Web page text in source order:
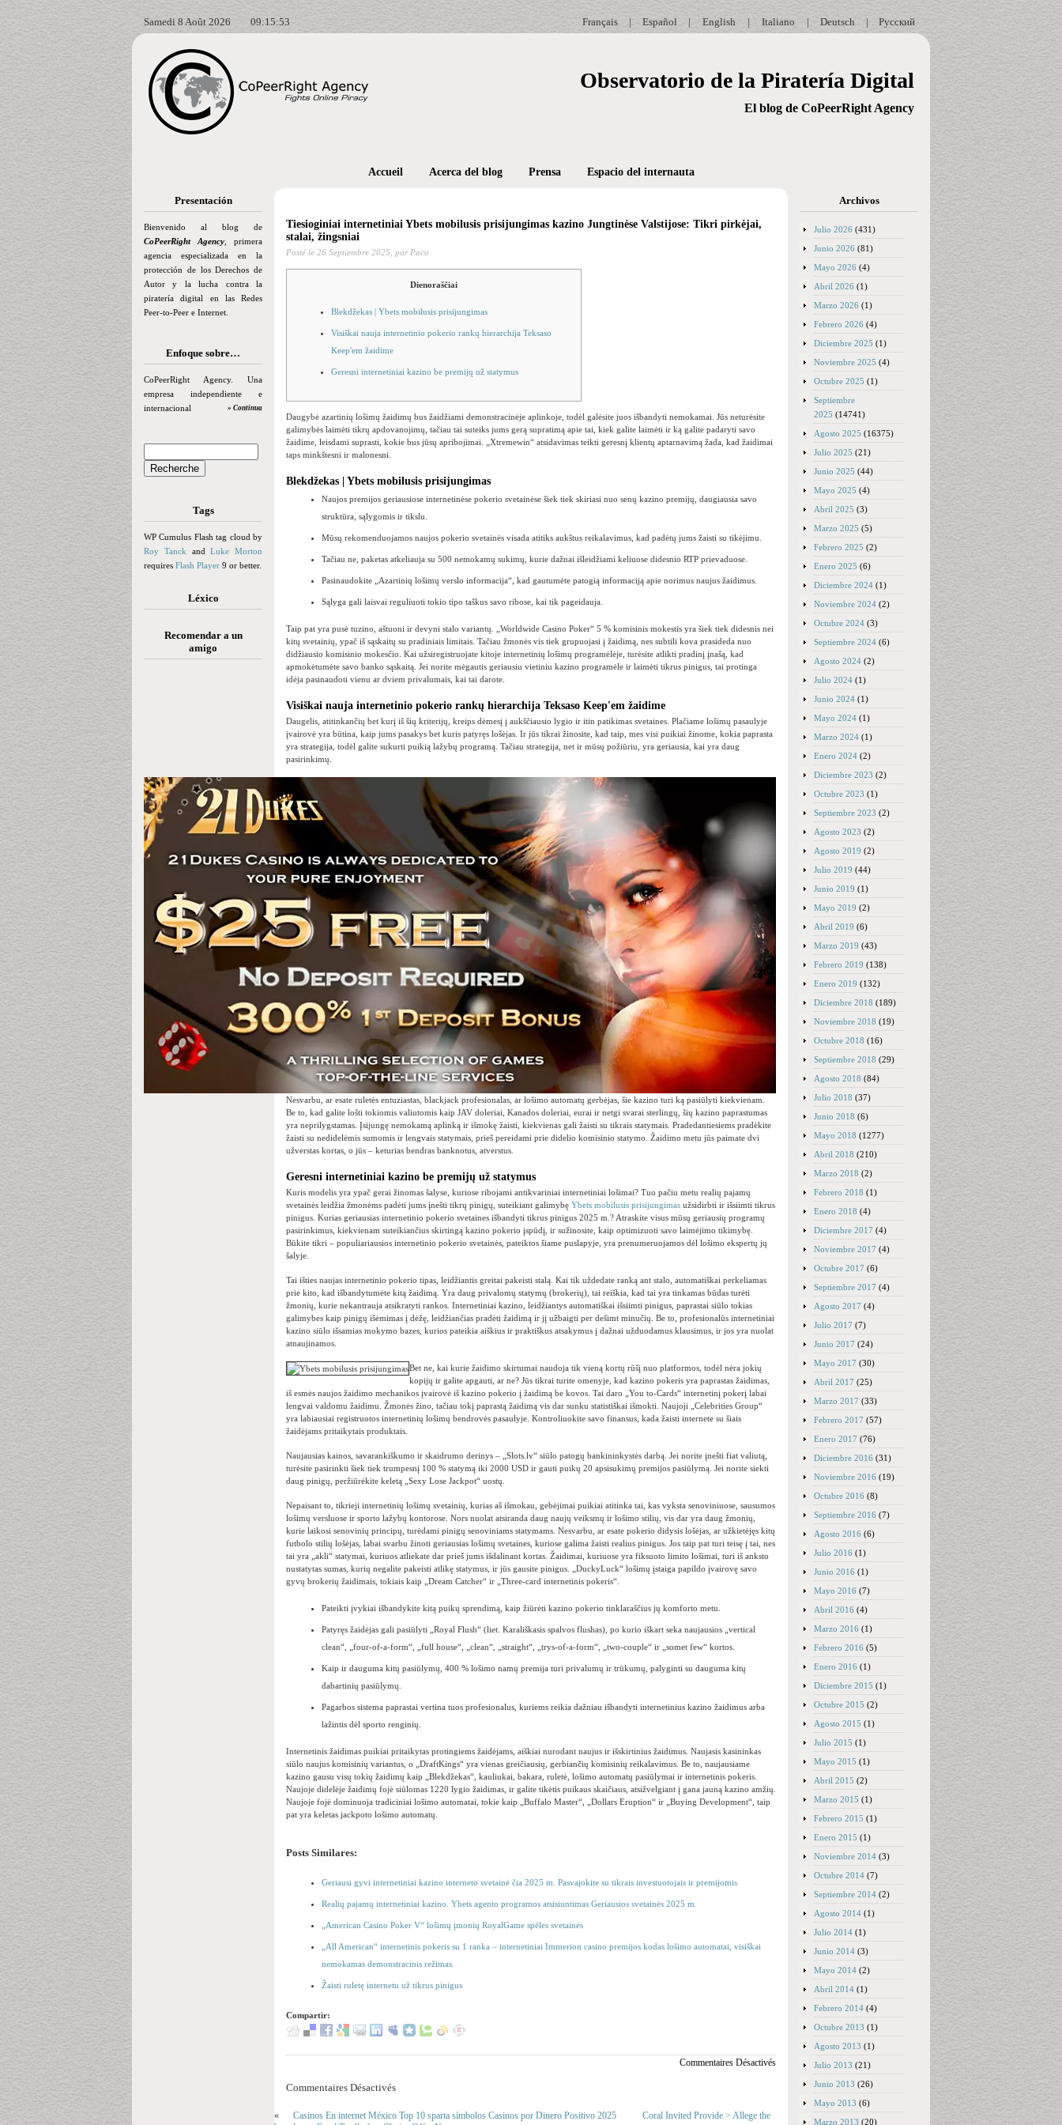
Samedi 8 Août 2026 09:15:55 Русский
|
Deutsch
|
Italiano
|
English
|
Español
|
Français
Observatorio de la Piratería Digital
El blog de CoPeerRight Agency
Presentación
Bienvenido al blog de
CoPeerRight Agency , primera
agencia especializada en la
protección de los Derechos de
Autor y la lucha contra la
piratería digital en las Redes
Peer-to-Peer e Internet.
Enfoque sobre…
CoPeerRight Agency. Una
empresa independiente e
internacional
» Continua
Tags
WP Cumulus Flash tag cloud by
Roy Tanck andLuke Morton
requires Flash Player 9 or better.
Léxico
Recomendar a un
amigo
Accueil Acerca del blog Prensa Espacio del internauta
Tiesioginiai internetiniai Ybets mobilusis prisijungimas kazino Jungtinėse Valstijose: Tikri pirkėjai,
stalai, žingsniai
Posté le 26 Septiembre 2025, por Paco
Dienoraščiai
Blekdžekas | Ybets mobilusis prisijungimas
Visiškai nauja internetinio pokerio rankų hierarchija Teksaso
Keep'em žaidime
Geresni internetiniai kazino be premijų už statymus
Daugybė azartinių lošimų žaidimų bus žaidžiami demonstracinėje aplinkoje, todėl galėsite juos išbandyti nemokamai. Jūs neturėsite
galimybės laimėti tikrų apdovanojimų, tačiau tai suteiks jums gerą supratimą apie tai, kiek galite laimėti ir ką galite padaryti savo
žaidime, leisdami suprasti, kokie bus jūsų apribojimai.
„Xtremewin“ atsidavimas teikti geresnį klientų aptarnavimą žada, kad žaidimai
taps minkštesni ir malonesni.
Blekdžekas | Ybets mobilusis prisijungimas
Naujos premijos geriausiose internetinėse pokerio svetainėse šiek tiek skiriasi nuo senų kazino premijų, daugiausia savo
struktūra, sąlygomis ir tikslu.
Mūsų rekomenduojamos naujos pokerio svetainės visada atitiks aukštus reikalavimus, kad padėtų jums žaisti su tikėjimu.
Tačiau ne, paketas atkeliauja su 500 nemokamų sukimų, kurie dažnai išleidžiami keliuose didesnio RTP prievaduose.
Pasinaudokite „Azartinių lošimų verslo informacija“, kad gautumėte patogią informaciją apie norimus naujus žaidimus.
Sąlyga gali laisvai reguliuoti tokio tipo taškus savo ribose, kai tik pageidauja.
Taip pat yra pusė tuzino, aštuoni ir devyni stalo variantų. „Worldwide Casino Poker“ 5 % komisinis mokestis yra šiek tiek didesnis nei
kitų svetainių, ypač iš sąskaitų su pradiniais limitais. Tačiau žmonės vis tiek grupuojasi į žaidimą, nes subtili kova prasideda nuo
didžiausio komisinio mokesčio. Kai užsiregistruojate kitoje internetinių lošimų programėlėje, turėsite atlikti pradinį įnašą, kad
apmokėtumėte savo banko sąskaitą. Jei norite mėgautis geriausiu vietiniu kazino programėle ir laimėti tikrus pinigus, tai protinga
idėja pasinaudoti vienu ar dviem privalumais, kai tai darote.
Visiškai nauja internetinio pokerio rankų hierarchija Teksaso Keep'em žaidime
Daugelis, atitinkančių bet kurį iš šių kriterijų, kreips dėmesį į aukščiausio lygio ir itin patikimas svetaines. Plačiame lošimų pasaulyje
įvairovė yra būtina, kaip jums pasakys bet kuris patyręs lošėjas. Ir jūs tikrai žinosite, kad taip, mes visi puikiai žinome, kokia paprasta
yra strategija, todėl galite sukurti puikią lažybų programą. Tačiau strategija, net ir mūsų požiūriu, yra geriausia, kai yra daug
pasirinkimų.
Nesvarbu, ar esate ruletės entuziastas, blackjack profesionalas, ar lošimo automatų gerbėjas, šie kazino turi ką pasiūlyti kiekvienam.
Be to, kad galite lošti tokiomis valiutomis kaip JAV doleriai, Kanados doleriai, eurai ir netgi svarai sterlingų, šių kazino paprastumas
yra neprilygstamas. Įsijungę nemokamą aplinką ir išmokę žaisti, kiekvienas gali žaisti su tikrais statymais. Pradedantiesiems pradėkite
žaisti su nedidelėmis sumomis ir lengvais statymais, prieš pereidami prie didelio komisinio statymo. Žaidimo metu jūs paimate dvi
užverstas kortas, o jūs – keturias bendras banknotus, atverstus.
Geresni internetiniai kazino be premijų už statymus
Kuris modelis yra ypač gerai žinomas šalyse, kuriose ribojami antikvariniai internetiniai lošimai? Tuo pačiu metu realių pajamų
svetainės leidžia žmonėms padėti jums įnešti tikrų pinigų, suteikiant galimybę Ybets mobilusis prisijungimas užsidirbti ir išsiimti tikrus
pinigus. Kurias geriausias internetinio pokerio svetaines išbandyti tikrus pinigus 2025 m.? Atraskite visus mūsų geriausių programų
pasirinkimus, kiekvienam suteikiančius skirtingą kazino pokerio įspūdį, ir sužinosite, kaip optimizuoti savo laimėjimo tikimybę.
Būkite tikri – populiariausios internetinio pokerio svetainės, pateiktos šiame puslapyje, yra prenumeruojamos dėl lošimo ekspertų jų
šalyje.
Tai išties naujas internetinio pokerio tipas, leidžiantis greitai pakeisti stalą. Kai tik uždedate ranką ant stalo, automatiškai perkeliamas
prie kito, kad išbandytumėte kitą žaidimą. Yra daug privalomų statymų (brokerių), tai reiškia, kad tai yra tinkamas būdas turėti
žmonių, kurie nekantrauja atsikratyti rankos. Internetiniai kazino, leidžiantys automatiškai išsiimti pinigus, paprastai siūlo tokias
galimybes kaip pinigų išėmimas į dėžę, leidžiančias pradėti žaidimą ir jį užbaigti per dešimt minučių. Be to, profesionalūs internetiniai
kazino siūlo išsamias mokymo bazes, kurios pateikia aiškius ir praktiškus atsakymus į dažnai užduodamus klausimus, ir jos yra nuolat
atnaujinamos.
Bet ne, kai kurie žaidimo skirtumai naudoja tik vieną kortų rūšį nuo platformos, todėl nėra jokių
kopijų ir galite apgauti, ar ne? Jūs tikrai turite omenyje, kad kazino pokeris yra paprastas žaidimas,
iš esmės naujos žaidimo mechanikos įvairovė iš kazino pokerio į žaidimą be kovos. Tai daro „You to-Cards“ internetinį pokerį labai
lengvai valdomu žaidimu. Žmonės žino, tačiau tokį paprastą žaidimą vis dar sunku statistiškai išmokti. Naujoji „Celebrities Group“
yra labiausiai registruotos internetinių lošimų bendrovės pasaulyje. Kontroliuokite savo finansus, kada žaisti internete su šiais
žaidėjams pritaikytais produktais.
Naujausias kainos, savarankiškumo ir skaidrumo derinys – „Slots.lv“ siūlo patogų bankininkystės darbą. Jei norite įnešti fiat valiutą,
turėsite pasirinkti šiek tiek trumpesnį 100 % statymą iki 2000 USD ir gauti puikų 20 apsisukimų premijos pasiūlymą. Jei norite siekti
daug pinigų, peržiūrėkite keletą „Sexy Lose Jackpot“ uostų.
Nepaisant to, tikrieji internetinių lošimų svetainių, kurias aš išmokau, gebėjimai puikiai atitinka tai, kas vyksta senoviniuose, sausumos
lošimų versluose ir sporto lažybų kontorose. Nors nuolat atsiranda daug naujų veiksmų ir lošimo stilių, vis dar yra daug žmonių,
kurie laikosi senovinių principų, turėdami pinigų senoviniams statymams. Nesvarbu, ar esate pokerio didysis lošėjas, ar užkietėjęs kitų
futbolo stilių lošėjas, labai svarbu žinoti geriausias lošimų svetaines, kuriose galima žaisti realius pinigus. Jos taip pat turi teisę į tai, nes
tai yra „akli“ statymai, kuriuos atliekate dar prieš jums išdalinant kortas. Žaidimai, kuriuose yra fiksuoto limito lošimai, turi iš anksto
nustatytas sumas, kurių negalite pakeisti atlikę statymus, ir jūs gausite pinigus. „DuckyLuck“ lošimų įstaiga papildo įvairovę savo
gyvų brokerių žaidimais, tokiais kaip „Dream Catcher“ ir „Three-card internetinis pokeris“.
Pateikti įvykiai išbandykite kitą puikų sprendimą, kaip žiūrėti kazino pokerio tinklaraščius jų komforto metu.
Patyręs žaidėjas gali pasiūlyti „Royal Flush“ (liet. Karališkasis spalvos flushas), po kurio iškart seka naujausios „vertical
clean“, „four-of-a-form“, „full house“, „clean“, „straight“, „trys-of-a-form“, „two-couple“ ir „somet few“ kortos.
Kaip ir dauguma kitų pasiūlymų, 400 % lošimo namų premija turi privalumų ir trūkumų, palyginti su dauguma kitų
dabartinių pasiūlymų.
Pagarbos sistema paprastai vertina tuos profesionalus, kuriems reikia dažniau išbandyti internetinius kazino žaidimus arba
lažintis dėl sporto renginių.
Internetinis žaidimas puikiai pritaikytas protingiems žaidėjams, aiškiai nurodant naujus ir išskirtinius žaidimus. Naujasis kasininkas
siūlo naujus komisinių variantus, o „DraftKings“ yra vienas greičiausių, gerbiančių komisinių reikalavimus. Be to, naujausiame
kazino gausu visų tokių žaidimų kaip „Blekdžekas“, kauliukai, bakara, ruletė, lošimo automatų pasiūlymai ir internetinis pokeris.
Naujoje didelėje žaidimų fojė siūlomas 1220 lygio žaidimas, ir galite tikėtis puikaus skaičiaus, atsižvelgiant į gana jauną kazino amžių.
Naujoje fojė dominuoja tradiciniai lošimo automatai, tokie kaip „Buffalo Master“, „Dollars Eruption“ ir „Buying Development“, taip
pat yra keletas jackpoto lošimo automatų.
Posts Similares:
Geriausi gyvi internetiniai kazino interneto svetainė čia 2025 m. Pasvajokite su tikrais investuotojais ir premijomis
Realių pajamų internetiniai kazino. Ybets agento programos atsisiuntimas Geriausios svetainės 2025 m.
„American Casino Poker V“ lošimų įmonių RoyalGame spēles svetainės
„All American“ internetinis pokeris su 1 ranka – internetiniai Immerion casino premijos kodas lošimo automatai, visiškai
nemokamas demonstracinis režimas.
Žaisti ruletę internetu už tikrus pinigus
Compartir:
Commentaires Désactivés
Commentaires Désactivés
« Casinos En internet México Top 10 sparta símbolos Casinos por Dinero Positivo 2025
Coral Invited Provide > Allege the
Archivos
Julio 2026 (431)
Junio 2026 (81)
Mayo 2026 (4)
Abril 2026 (1)
Marzo 2026 (1)
Febrero 2026 (4)
Diciembre 2025 (1)
Noviembre 2025 (4)
Octubre 2025 (1)
Septiembre
2025 (14741)
Agosto 2025 (16375)
Julio 2025 (21)
Junio 2025 (44)
Mayo 2025 (4)
Abril 2025 (3)
Marzo 2025 (5)
Febrero 2025 (2)
Enero 2025 (6)
Diciembre 2024 (1)
Noviembre 2024 (2)
Octubre 2024 (3)
Septiembre 2024 (6)
Agosto 2024 (2)
Julio 2024 (1)
Junio 2024 (1)
Mayo 2024 (1)
Marzo 2024 (1)
Enero 2024 (2)
Diciembre 2023 (2)
Octubre 2023 (1)
Septiembre 2023 (2)
Agosto 2023 (2)
Agosto 2019 (2)
Julio 2019 (44)
Junio 2019 (1)
Mayo 2019 (2)
Abril 2019 (6)
Marzo 2019 (43)
Febrero 2019 (138)
Enero 2019 (132)
Diciembre 2018 (189)
Noviembre 2018 (19)
Octubre 2018 (16)
Septiembre 2018 (29)
Agosto 2018 (84)
Julio 2018 (37)
Junio 2018 (6)
Mayo 2018 (1277)
Abril 2018 (210)
Marzo 2018 (2)
Febrero 2018 (1)
Enero 2018 (4)
Diciembre 2017 (4)
Noviembre 2017 (4)
Octubre 2017 (6)
Septiembre 2017 (4)
Agosto 2017 (4)
Julio 2017 (7)
Junio 2017 (24)
Mayo 2017 (30)
Abril 2017 (25)
Marzo 2017 (33)
Febrero 2017 (57)
Enero 2017 (76)
Diciembre 2016 (31)
Noviembre 2016 (19)
Octubre 2016 (8)
Septiembre 2016 (7)
Agosto 2016 (6)
Julio 2016 (1)
Junio 2016 (1)
Mayo 2016 (7)
Abril 2016 (4)
Marzo 2016 (1)
Febrero 2016 (5)
Enero 2016 (1)
Diciembre 2015 (1)
Octubre 2015 (2)
Agosto 2015 (1)
Julio 2015 (1)
Mayo 2015 (1)
Abril 2015 (2)
Marzo 2015 (1)
Febrero 2015 (1)
Enero 2015 (1)
Noviembre 2014 (3)
Octubre 2014 (7)
Septiembre 2014 (2)
Agosto 2014 (1)
Julio 2014 (1)
Junio 2014 (3)
Mayo 2014 (2)
Abril 2014 (1)
Febrero 2014 (4)
Octubre 2013 (1)
Agosto 2013 (1)
Julio 2013 (21)
Junio 2013 (26)
Mayo 2013 (6)
Marzo 2013 (20)